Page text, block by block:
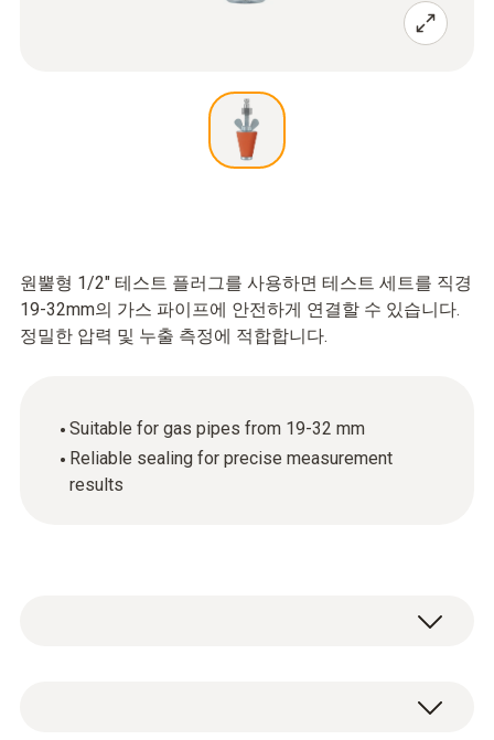
원뿔형 1/2" 테스트 플러그를 사용하면 테스트 세트를 직경
19-32mm의 가스 파이프에 안전하게 연결할 수 있습니다.
정밀한 압력 및 누출 측정에 적합합니다.
Suitable for gas pipes from 19-32 mm
Reliable sealing for precise measurement
results
테스트 세트를 가스관 19-32mm에 연결하기